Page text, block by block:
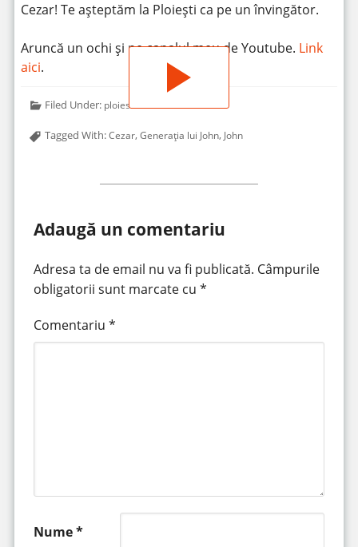
Cezar! Te așteptăm la Ploiești ca pe un învingător.
Aruncă un ochi și pe canalul meu de Youtube. Link
aici.
Filed Under: ploiesti
Tagged With:Cezar,Generația lui John, John
Adaugă un comentariu
Adresa ta de email nu va fi publicată. Câmpurile
obligatorii sunt marcate cu *
Comentariu *
Nume*